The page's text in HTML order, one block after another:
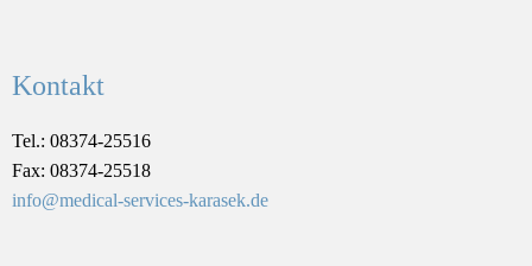
Kontakt
Tel.: 08374-25516
Fax: 08374-25518
info@medical-services-karasek.de